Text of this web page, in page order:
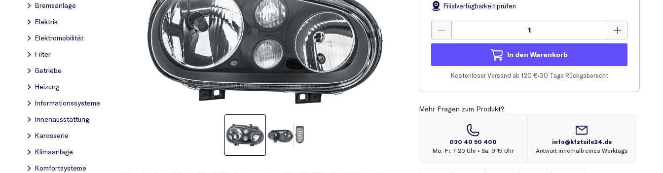
Bremsanlage
Elektrik
Elektromobilität
Filter
Getriebe
Heizung
Informationssysteme
Innenausstattung
Karosserie
Klimaanlage
Komfortsysteme
Filialverfügbarkeit prüfen
In den Warenkorb
Kostenloser Versand ab 120 €•30 Tage Rückgaberecht
Mehr Fragen zum Produkt?